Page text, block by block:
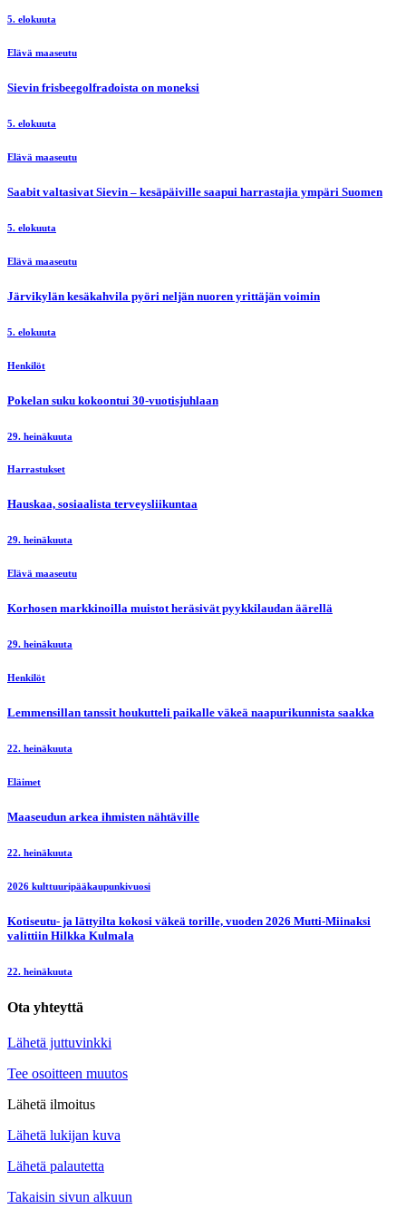
5. elokuuta
Elävä maaseutu
Sievin frisbeegolfradoista on moneksi
5. elokuuta
Elävä maaseutu
Saabit valtasivat Sievin – kesäpäiville saapui harrastajia ympäri Suomen
5. elokuuta
Elävä maaseutu
Järvikylän kesäkahvila pyöri neljän nuoren yrittäjän voimin
5. elokuuta
Henkilöt
Pokelan suku kokoontui 30-vuotisjuhlaan
29. heinäkuuta
Harrastukset
Hauskaa, sosiaalista terveysliikuntaa
29. heinäkuuta
Elävä maaseutu
Korhosen markkinoilla muistot heräsivät pyykkilaudan äärellä
29. heinäkuuta
Henkilöt
Lemmensillan tanssit houkutteli paikalle väkeä naapurikunnista saakka
22. heinäkuuta
Eläimet
Maaseudun arkea ihmisten nähtäville
22. heinäkuuta
2026 kulttuuripääkaupunkivuosi
Kotiseutu- ja lättyilta kokosi väkeä torille, vuoden 2026 Mutti-Miinaksi
valittiin Hilkka Kulmala
22. heinäkuuta
Ota yhteyttä
Lähetä juttuvinkki
Tee osoitteen muutos
Lähetä ilmoitus
Lähetä lukijan kuva
Lähetä palautetta
Takaisin sivun alkuun